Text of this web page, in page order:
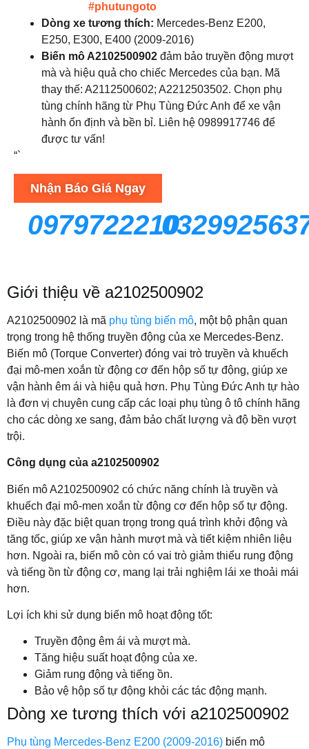
#phutungoto
Dòng xe tương thích: Mercedes-Benz E200,
E250, E300, E400 (2009-2016)
Biến mô A2102500902 đảm bảo truyền động mượt
mà và hiệu quả cho chiếc Mercedes của bạn. Mã
thay thế: A2112500602; A2212503502. Chọn phụ
tùng chính hãng từ Phụ Tùng Đức Anh để xe vận
hành ổn định và bền bỉ. Liên hệ 0989917746 để
được tư vấn!
“`
Nhận Báo Giá Ngay
0979722210
Giới thiệu về a2102500902
A2102500902 là mã phụ tùng biến mô, một bộ phận quan
trọng trong hệ thống truyền động của xe Mercedes-Benz.
Biến mô (Torque Converter) đóng vai trò truyền và khuếch
đại mô-men xoắn từ động cơ đến hộp số tự động, giúp xe
vận hành êm ái và hiệu quả hơn. Phụ Tùng Đức Anh tự hào
là đơn vị chuyên cung cấp các loại phụ tùng ô tô chính hãng
cho các dòng xe sang, đảm bảo chất lượng và độ bền vượt
trội.
Công dụng của a2102500902
Biến mô A2102500902 có chức năng chính là truyền và
khuếch đại mô-men xoắn từ động cơ đến hộp số tự động.
Điều này đặc biệt quan trọng trong quá trình khởi động và
tăng tốc, giúp xe vận hành mượt mà và tiết kiệm nhiên liệu
hơn. Ngoài ra, biến mô còn có vai trò giảm thiểu rung động
và tiếng ồn từ động cơ, mang lại trải nghiệm lái xe thoải mái
hơn.
Lợi ích khi sử dụng biến mô hoạt động tốt:
Truyền động êm ái và mượt mà.
Tăng hiệu suất hoạt động của xe.
Giảm rung động và tiếng ồn.
Bảo vệ hộp số tự động khỏi các tác động mạnh.
Dòng xe tương thích với a2102500902
Phụ tùng Mercedes-Benz E200 (2009-2016) biến mô